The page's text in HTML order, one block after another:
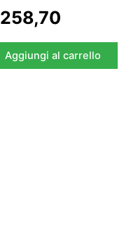
258,70
Aggiungi al carrello